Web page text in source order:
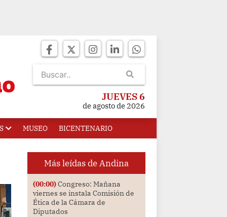
JUEVES 6
de agosto de 2026
MUSEO BICENTENARIO
Más leídas de Andina
(00:00)Congreso: Mañana
viernes se instala Comisión de
Ética de la Cámara de
Diputados